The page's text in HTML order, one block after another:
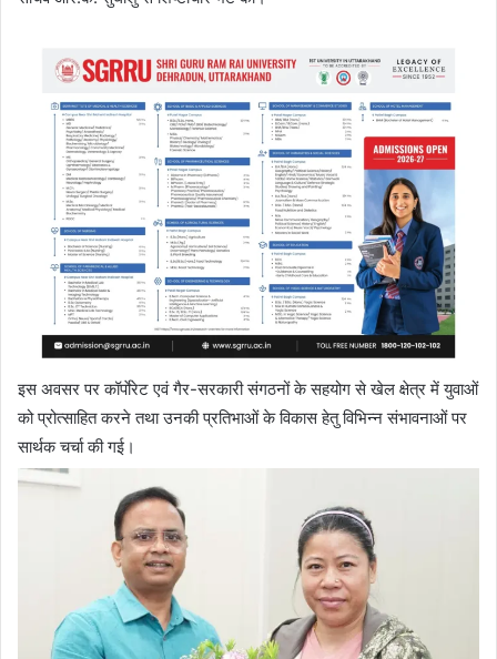
इस अवसर पर कॉर्पाेरेट एवं गैर-सरकारी संगठनों के सहयोग से खेल क्षेत्र में युवाओं
को प्रोत्साहित करने तथा उनकी प्रतिभाओं के विकास हेतु विभिन्न संभावनाओं पर
सार्थक चर्चा की गई।